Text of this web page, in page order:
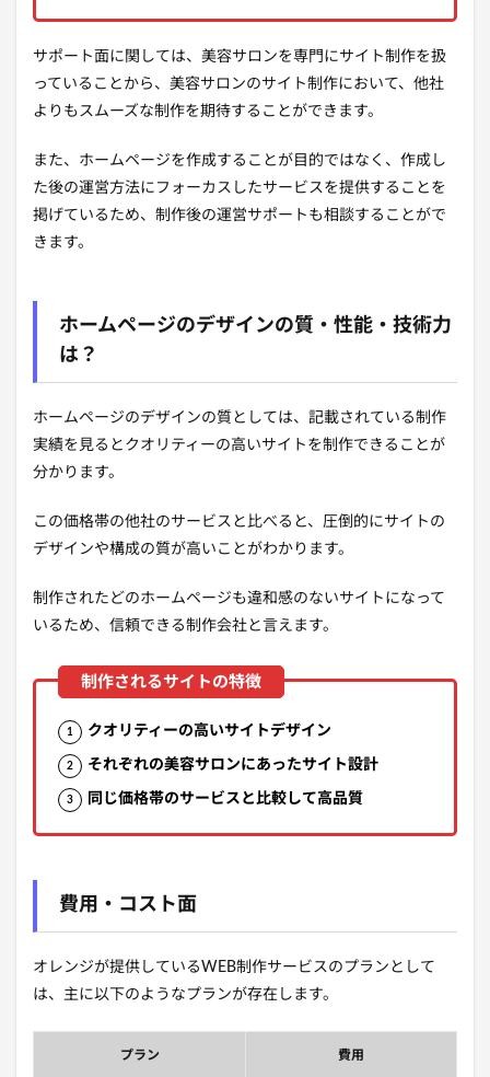
サポート面に関しては、美容サロンを専門にサイト制作を扱
っていることから、美容サロンのサイト制作において、他社
よりもスムーズな制作を期待することができます。
また、ホームページを作成することが目的ではなく、作成し
た後の運営方法にフォーカスしたサービスを提供することを
掲げているため、制作後の運営サポートも相談することがで
きます。
ホームページのデザインの質・性能・技術力
は？
ホームページのデザインの質としては、記載されている制作
実績を見るとクオリティーの高いサイトを制作できることが
分かります。
この価格帯の他社のサービスと比べると、圧倒的にサイトの
デザインや構成の質が高いことがわかります。
制作されたどのホームページも違和感のないサイトになって
いるため、信頼できる制作会社と言えます。
クオリティーの高いサイトデザイン
それぞれの美容サロンにあったサイト設計
同じ価格帯のサービスと比較して高品質
費用・コスト面
オレンジが提供しているWEB制作サービスのプランとして
は、主に以下のようなプランが存在します。
プラン 費用